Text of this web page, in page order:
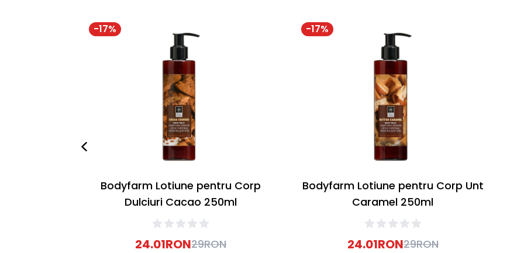
-17%
Bodyfarm Lotiune pentru Corp
Dulciuri Cacao 250ml
24.01RON29RON
-17%
Bodyfarm Lotiune pentru Corp Unt
Caramel 250ml
24.01RON29RON